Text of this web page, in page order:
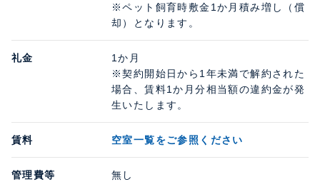
※ペット飼育時敷金1か月積み増し（償
却）となります。
礼金
1か月
※契約開始日から1年未満で解約された
場合、賃料1か月分相当額の違約金が発
生いたします。
賃料 空室一覧をご参照ください
管理費等 無し